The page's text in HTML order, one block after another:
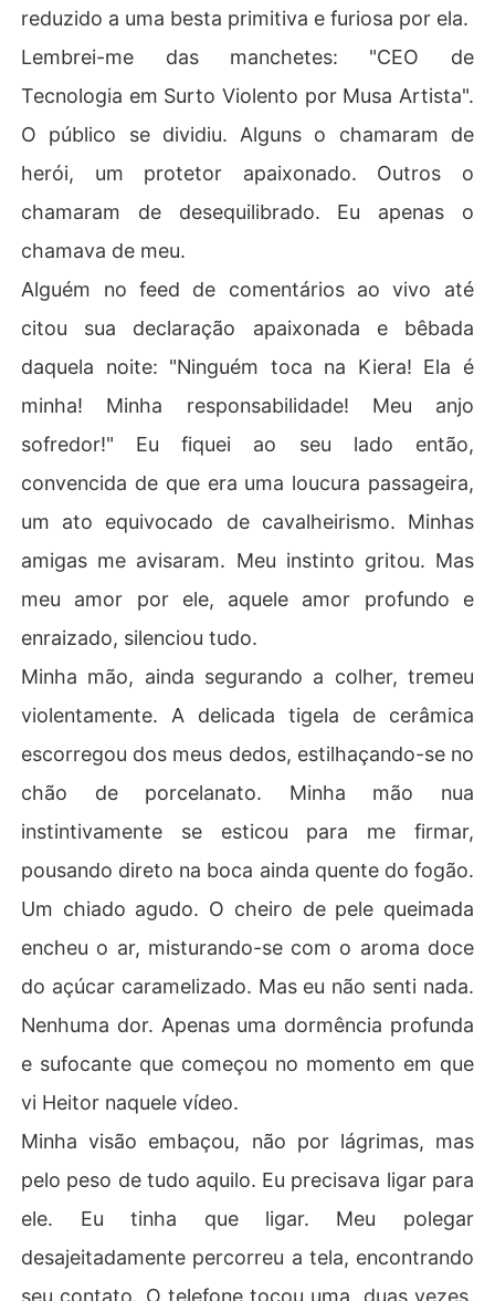
reduzido a uma besta primitiva e furiosa por ela.
Lembrei-me das manchetes: "CEO de
Tecnologia em Surto Violento por Musa Artista".
O público se dividiu. Alguns o chamaram de
herói, um protetor apaixonado. Outros o
chamaram de desequilibrado. Eu apenas o
chamava de meu.
Alguém no feed de comentários ao vivo até
citou sua declaração apaixonada e bêbada
daquela noite: "Ninguém toca na Kiera! Ela é
minha! Minha responsabilidade! Meu anjo
sofredor!" Eu fiquei ao seu lado então,
convencida de que era uma loucura passageira,
um ato equivocado de cavalheirismo. Minhas
amigas me avisaram. Meu instinto gritou. Mas
meu amor por ele, aquele amor profundo e
enraizado, silenciou tudo.
Minha mão, ainda segurando a colher, tremeu
violentamente. A delicada tigela de cerâmica
escorregou dos meus dedos, estilhaçando-se no
chão de porcelanato. Minha mão nua
instintivamente se esticou para me firmar,
pousando direto na boca ainda quente do fogão.
Um chiado agudo. O cheiro de pele queimada
encheu o ar, misturando-se com o aroma doce
do açúcar caramelizado. Mas eu não senti nada.
Nenhuma dor. Apenas uma dormência profunda
e sufocante que começou no momento em que
vi Heitor naquele vídeo.
Minha visão embaçou, não por lágrimas, mas
pelo peso de tudo aquilo. Eu precisava ligar para
ele. Eu tinha que ligar. Meu polegar
desajeitadamente percorreu a tela, encontrando
seu contato. O telefone tocou uma, duas vezes,